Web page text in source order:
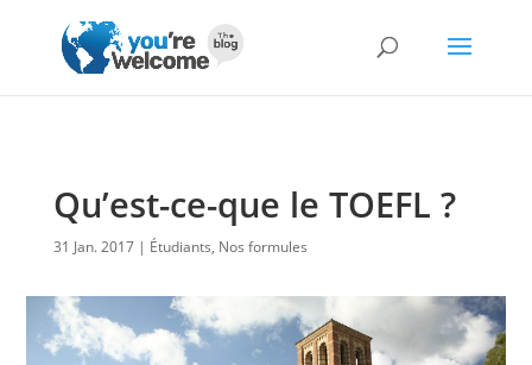
Qu’est-ce-que le TOEFL ?
31 Jan. 2017 Étudiants, Nos formules